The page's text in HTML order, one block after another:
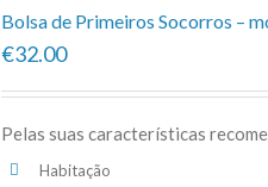
Bolsa de Primeiros Socorros –
€32.00
Pelas suas características
Habitação